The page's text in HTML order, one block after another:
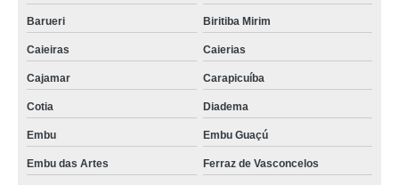
Barueri Biritiba Mirim
Caieiras Caierias
Cajamar Carapicuíba
Cotia Diadema
Embu Embu Guaçú
Embu das Artes Ferraz de Vasconcelos